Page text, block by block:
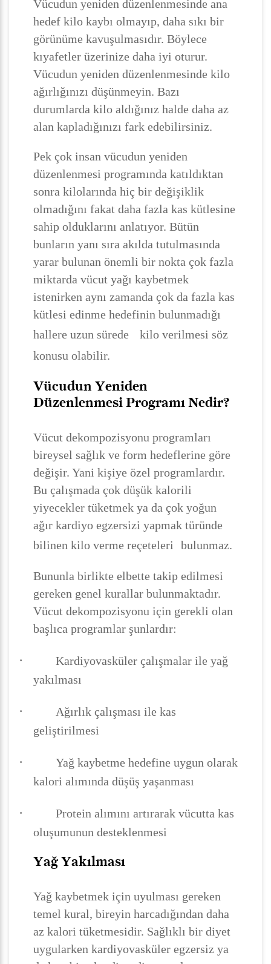
Vücudun yeniden düzenlenmesinde ana
hedef kilo kaybı olmayıp, daha sıkı bir
görünüme kavuşulmasıdır. Böylece
kıyafetler üzerinize daha iyi oturur.
Vücudun yeniden düzenlenmesinde kilo
ağırlığınızı düşünmeyin. Bazı
durumlarda kilo aldığınız halde daha az
alan kapladığınızı fark edebilirsiniz.
Pek çok insan vücudun yeniden
düzenlenmesi programında katıldıktan
sonra kilolarında hiç bir değişiklik
olmadığını fakat daha fazla kas kütlesine
sahip olduklarını anlatıyor. Bütün
bunların yanı sıra akılda tutulmasında
yarar bulunan önemli bir nokta çok fazla
miktarda vücut yağı kaybetmek
istenirken aynı zamanda çok da fazla kas
kütlesi edinme hedefinin bulunmadığı
hallere uzun sürede
kilo verilmesi söz
konusu olabilir.
Vücudun Yeniden
Düzenlenmesi Programı Nedir?
Vücut dekompozisyonu programları
bireysel sağlık ve form hedeflerine göre
değişir. Yani kişiye özel programlardır.
Bu çalışmada çok düşük kalorili
yiyecekler tüketmek ya da çok yoğun
ağır kardiyo egzersizi yapmak türünde
bilinen kilo verme reçeteleri
bulunmaz.
Bununla birlikte elbette takip edilmesi
gereken genel kurallar bulunmaktadır.
Vücut dekompozisyonu için gerekli olan
başlıca programlar şunlardır:
·
Kardiyovasküler çalışmalar ile yağ
yakılması
·
Ağırlık çalışması ile kas
geliştirilmesi
·
Yağ kaybetme hedefine uygun olarak
kalori alımında düşüş yaşanması
·
Protein alımını artırarak vücutta kas
oluşumunun desteklenmesi
Yağ Yakılması
Yağ kaybetmek için uyulması gereken
temel kural, bireyin harcadığından daha
az kalori tüketmesidir. Sağlıklı bir diyet
uygularken kardiyovasküler egzersiz ya